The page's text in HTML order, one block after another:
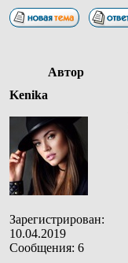
Автор
Kenika
Зарегистрирован:
10.04.2019
Сообщения: 6